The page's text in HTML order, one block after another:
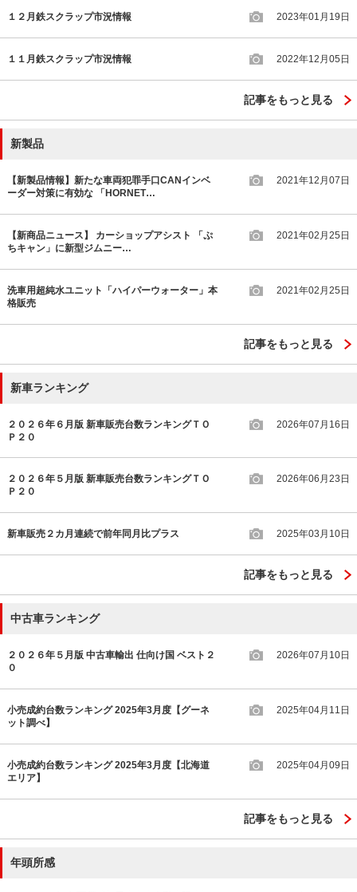
１２月鉄スクラップ市況情報 2023年01月19日
１１月鉄スクラップ市況情報 2022年12月05日
記事をもっと見る
新製品
【新製品情報】新たな車両犯罪手口CANインベ
ーダー対策に有効な 「HORNET…
2021年12月07日
【新商品ニュース】 カーショップアシスト 「ぷ
ちキャン」に新型ジムニー…
2021年02月25日
洗車用超純水ユニット「ハイパーウォーター」本
格販売
2021年02月25日
記事をもっと見る
新車ランキング
２０２６年６月版 新車販売台数ランキングＴＯ
Ｐ２０
2026年07月16日
２０２６年５月版 新車販売台数ランキングＴＯ
Ｐ２０
2026年06月23日
新車販売２カ月連続で前年同月比プラス 2025年03月10日
記事をもっと見る
中古車ランキング
２０２６年５月版 中古車輸出 仕向け国 ベスト２
０
2026年07月10日
小売成約台数ランキング 2025年3月度【グーネ
ット調べ】
2025年04月11日
小売成約台数ランキング 2025年3月度【北海道
エリア】
2025年04月09日
記事をもっと見る
年頭所感